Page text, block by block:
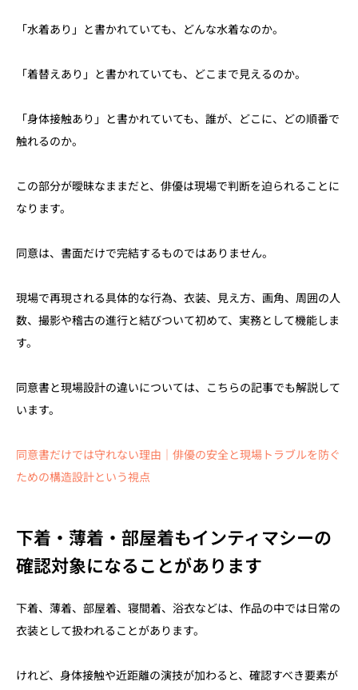
「水着あり」と書かれていても、どんな水着なのか。
「着替えあり」と書かれていても、どこまで見えるのか。
「身体接触あり」と書かれていても、誰が、どこに、どの順番で
触れるのか。
この部分が曖昧なままだと、俳優は現場で判断を迫られることに
なります。
同意は、書面だけで完結するものではありません。
現場で再現される具体的な行為、衣装、見え方、画角、周囲の人
数、撮影や稽古の進行と結びついて初めて、実務として機能しま
す。
同意書と現場設計の違いについては、こちらの記事でも解説して
います。
同意書だけでは守れない理由｜俳優の安全と現場トラブルを防ぐ
ための構造設計という視点
下着・薄着・部屋着もインティマシーの
確認対象になることがあります
下着、薄着、部屋着、寝間着、浴衣などは、作品の中では日常の
衣装として扱われることがあります。
けれど、身体接触や近距離の演技が加わると、確認すべき要素が